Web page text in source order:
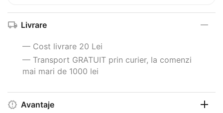
Livrare
— Cost livrare 20 Lei
— Transport GRATUIT prin curier, la comenzi
mai mari de 1000 lei
Avantaje